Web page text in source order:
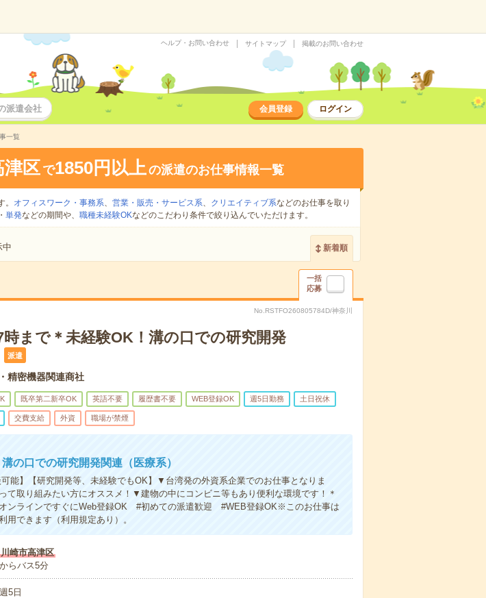
ヘルプ・お問い合わせ サイトマップ 掲載のお問い合わせ
派遣会社 会員登録 ログイン
一覧
津区 で1850円以上の派遣のお仕事情報一覧
オフィスワーク・事務系、 営業・販売・サービス系、 クリエイティブ系などのお仕事を取り
・ 単発などの期間や、 職種未経験OKなどのこだわり条件で絞り込んでいただけます。
中 新着順
一括
応募
No.RSTFO260805784D/神奈川
時まで＊未経験OK！溝の口での研究開発
派遣
精密機器関連商社
既卒第二新卒OK 英語不要 履歴書不要 WEB登録OK 週5日勤務 土日祝休
交費支給 外資 職場が禁煙
の口での研究開発関連（医療系）
可能】【研究開発等、未経験でもOK】▼台湾発の外資系企業でのお仕事となりま
て取り組みたい方にオススメ！▼建物の中にコンビニ等もあり便利な環境です！＊
ンラインですぐにWeb登録OK #初めての派遣歓迎 #WEB登録OK※このお仕事は
用できます（利用規定あり）。
川崎市高津区
らバス5分
5日